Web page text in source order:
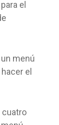
el
menú
el
cuatro